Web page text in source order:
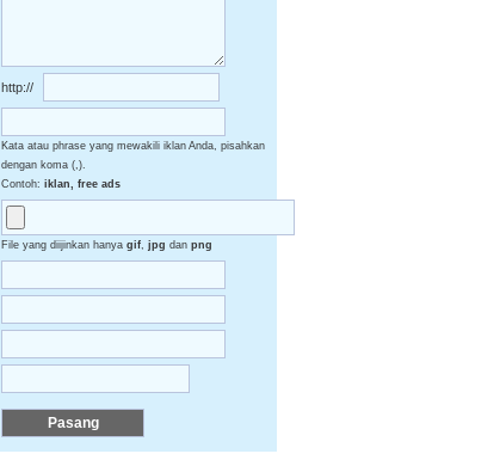
http://
Kata atau phrase yang mewakili iklan Anda, pisahkan
dengan koma (,).
Contoh: iklan, free ads
File yang diijinkan hanya gif, jpg dan png